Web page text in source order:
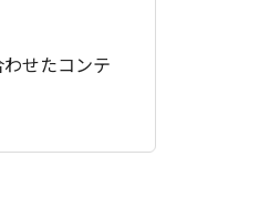
せたコンテ